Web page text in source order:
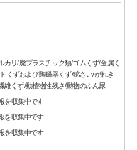
カリ/廃プラスチック類/ゴムくず/金属く
くずおよび陶磁器くず/鉱さい/がれき
維くず/動植物性残さ/動物のふん尿
を収集中です
を収集中です
を収集中です